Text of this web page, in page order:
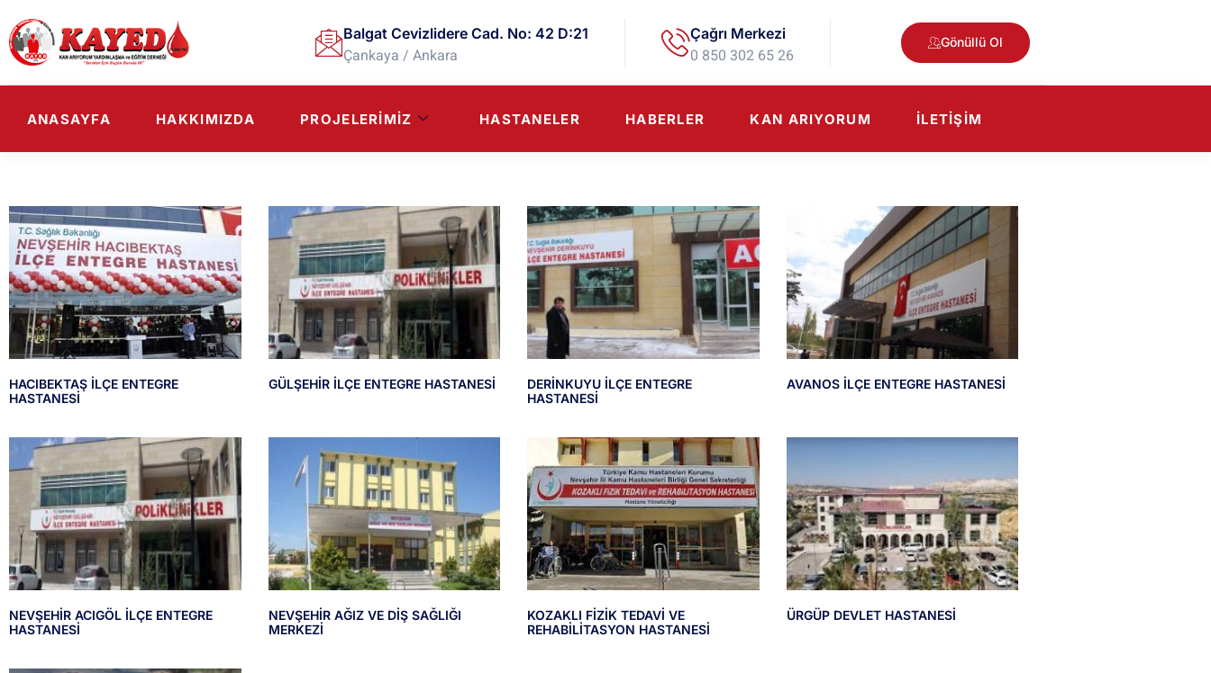
Balgat Cevizlidere Cad. No: 42 D:21
Çankaya / Ankara
Çağrı Merkezi
0 850 302 65 26
Gönüllü Ol
ANASAYFA HAKKIMIZDA PROJELERIMIZ HASTANELER HABERLER KAN ARIYORUM İLETIŞIM
HACIBEKTAŞ İLÇE ENTEGRE
HASTANESİ
GÜLŞEHİR İLÇE ENTEGRE HASTANESİ
DERİNKUYU İLÇE ENTEGRE
HASTANESİ
AVANOS İLÇE ENTEGRE HASTANESİ
NEVŞEHİR ACIGÖL İLÇE ENTEGRE
HASTANESİ
NEVŞEHİR AĞIZ VE DİŞ SAĞLIĞI
MERKEZİ
KOZAKLI FİZİK TEDAVİ VE
REHABİLİTASYON HASTANESİ
ÜRGÜP DEVLET HASTANESİ